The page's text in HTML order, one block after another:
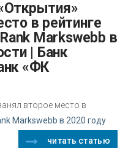
в рейтинге
Markswebb в
| Банк
«ФК
второе место в
Markswebb в 2020 году
читать статью